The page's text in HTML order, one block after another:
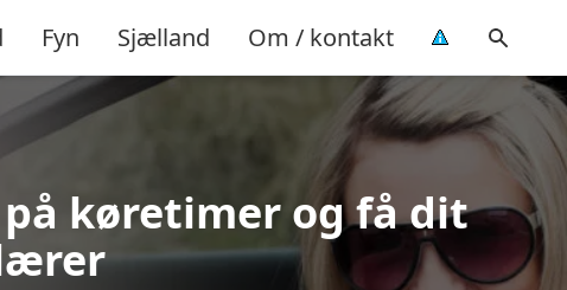
Fyn Sjælland Om / kontakt
køretimer og få dit